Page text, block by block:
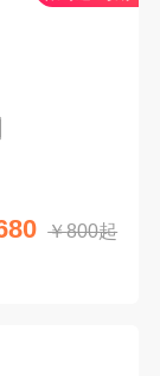
￥800起